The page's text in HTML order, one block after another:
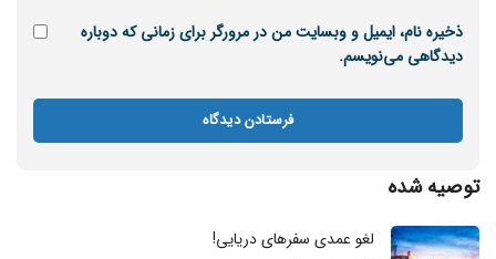
ذخیره نام، ایمیل و وبسایت من در مرورگر برای زمانی که دوباره
دیدگاهی می‌نویسم.
توصیه شده
لغو عمدی سفرهای دریایی!